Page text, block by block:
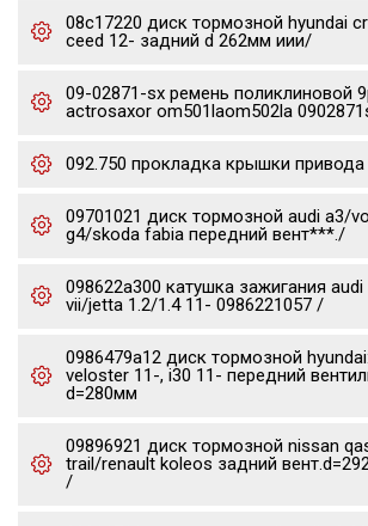
08c17220 диск тормозной hyundai
ceed 12- задний d 262мм иии/
09-02871-sx ремень поликлиновой
actrosaxor om501laom502la
092.750 прокладка крышки привода
09701021 диск тормозной audi a3/
g4/skoda fabia передний вент***./
098622a300 катушка зажигания
vii/jetta 1.2/1.4 11- 0986221057 /
0986479a12 диск тормозной
veloster 11-, i30 11- передний
d=280мм
09896921 диск тормозной nissan
trail/renault koleos задний
/